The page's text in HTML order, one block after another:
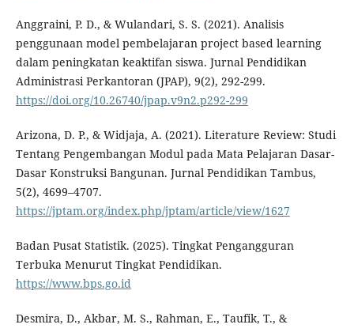
Anggraini, P. D., & Wulandari, S. S. (2021). Analisis
penggunaan model pembelajaran project based learning
dalam peningkatan keaktifan siswa. Jurnal Pendidikan
Administrasi Perkantoran (JPAP), 9(2), 292-299.
https://doi.org/10.26740/jpap.v9n2.p292-299
Arizona, D. P., & Widjaja, A. (2021). Literature Review: Studi
Tentang Pengembangan Modul pada Mata Pelajaran Dasar-
Dasar Konstruksi Bangunan. Jurnal Pendidikan Tambus,
5(2), 4699–4707.
https://jptam.org/index.php/jptam/article/view/1627
Badan Pusat Statistik. (2025). Tingkat Pengangguran
Terbuka Menurut Tingkat Pendidikan.
https://www.bps.go.id
Desmira, D., Akbar, M. S., Rahman, E., Taufik, T., &